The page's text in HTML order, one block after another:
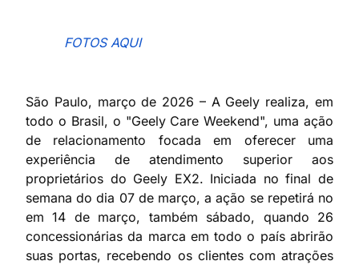
FOTOS AQUI
São Paulo, março de 2026 – A Geely realiza, em
todo o Brasil, o "Geely Care Weekend", uma ação
de relacionamento focada em oferecer uma
experiência de atendimento superior aos
proprietários do Geely EX2. Iniciada no final de
semana do dia 07 de março, a ação se repetirá no
em 14 de março, também sábado, quando 26
concessionárias da marca em todo o país abrirão
suas portas, recebendo os clientes com atrações